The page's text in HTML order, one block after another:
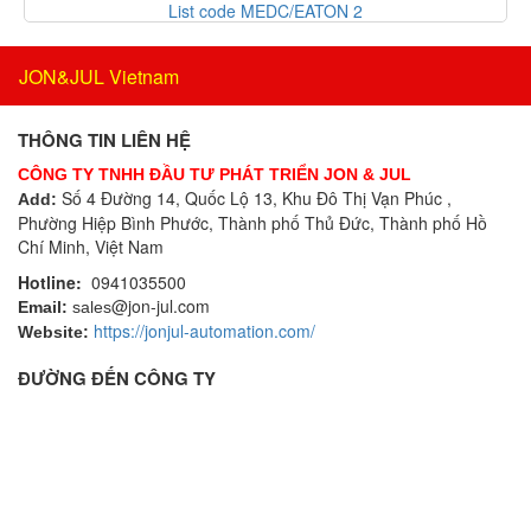
Givi Misure Vietnam
GMW
GPI-Gurley Precision Instruments
Grundfos
Hach VietNam
Halstrup
HANMI
Hans-Schmidt
Hantek
Heidenhain Vietnam
Bộ ghi dữ liệu
Bộ gia nhiệt
Bộ giao tiếp công nghiệp
Bộ hiển thị
Bộ khóa cửa
Bộ khởi động motor
Bộ khuếch đại
Bộ kiểm tra dầu
Bộ làm nóng sơ bộ dây
List code MEDC/EATON 2
JON&JUL Vietnam
THÔNG TIN LIÊN HỆ
CÔNG TY TNHH ĐẦU TƯ PHÁT TRIỂN JON & JUL
Add: Số 4 Đường 14, Quốc Lộ 13, Khu Đô Thị Vạn Phúc ,
Phường Hiệp Bình Phước, Thành phố Thủ Đức, Thành phố Hồ
Chí Minh, Việt Nam
Hotline: 0941035500
Email: sales@jon-jul.com
Website: https://jonjul-automation.com/
ĐƯỜNG ĐẾN CÔNG TY